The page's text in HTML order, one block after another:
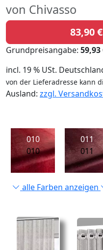
von Chivasso
83,90 €
Grundpreisangabe:
incl. 19 % USt.
von der Lieferadresse kann
Ausland: zzgl.
010
010
011
011
alle Farben anzeigen